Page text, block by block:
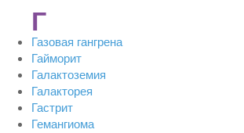
Г
Газовая гангрена
Гайморит
Галактоземия
Галакторея
Гастрит
Гемангиома